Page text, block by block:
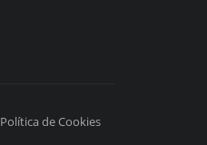
Política de Cookies